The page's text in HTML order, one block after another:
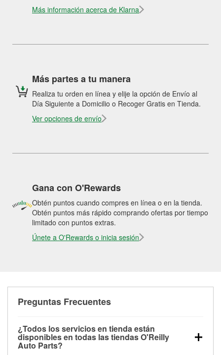
Más información acerca de Klarna
Más partes a tu manera
Realiza tu orden en línea y elije la opción de Envío al
Día Siguiente a Domicilio o Recoger Gratis en Tienda.
Ver opciones de envío
Gana con O'Rewards
Obtén puntos cuando compres en línea o en la tienda.
Obtén puntos más rápido comprando ofertas por tiempo
limitado con puntos extras.
Únete a O'Rewards o inicia sesión
Preguntas Frecuentes
¿Todos los servicios en tienda están
disponibles en todas las tiendas O'Reilly
Auto Parts?